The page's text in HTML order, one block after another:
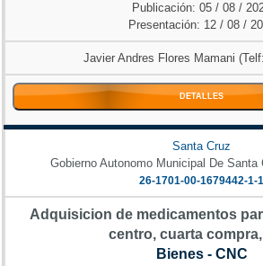
Publicación: 05 / 08 /
Presentación: 12 / 08 /
Javier Andres Flores Mamani
DETALLES
Santa Cruz
Gobierno Autonomo Municipal De Santa
26-1701-00-1679442-1-1
Adquisicion de medicamentos
centro, cuarta
Bienes - CNC